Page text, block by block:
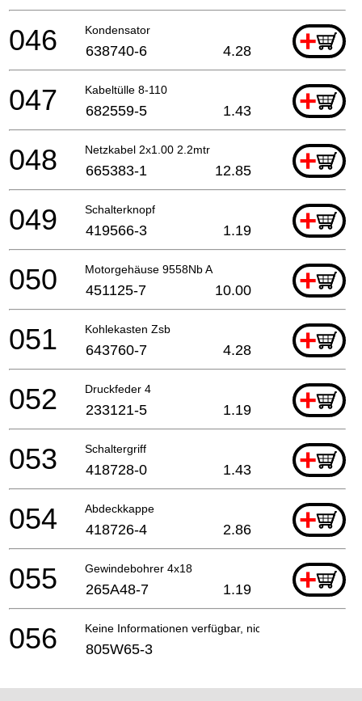
Kondensator +
046 638740-6 4.28
Kabeltülle 8-110 +
047 682559-5 1.43
Netzkabel 2x1.00 2.2mtr +
048 665383-1 12.85
Schalterknopf +
049 419566-3 1.19
Motorgehäuse 9558Nb A +
050 451125-7 10.00
Kohlekasten Zsb +
051 643760-7 4.28
Druckfeder 4 +
052 233121-5 1.19
Schaltergriff +
053 418728-0 1.43
Abdeckkappe +
054 418726-4 2.86
Gewindebohrer 4x18 +
055 265A48-7 1.19
Keine Informationen verfügbar, nicht bestellbar
056 805W65-3